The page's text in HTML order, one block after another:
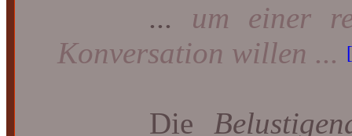
... um einer
Konversation willen ...
Die